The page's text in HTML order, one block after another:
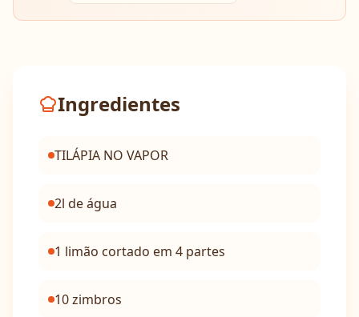
Ingredientes
TILÁPIA NO VAPOR
2l de água
1 limão cortado em 4 partes
10 zimbros